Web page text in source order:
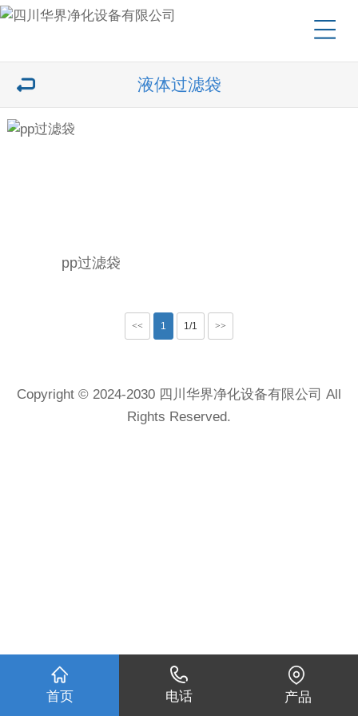
液体过滤袋
pp过滤袋
<< 1 1/1 >>
Copyright © 2024-2030 四川华界净化设备有限公司 All
Rights Reserved.
首页 电话 产品